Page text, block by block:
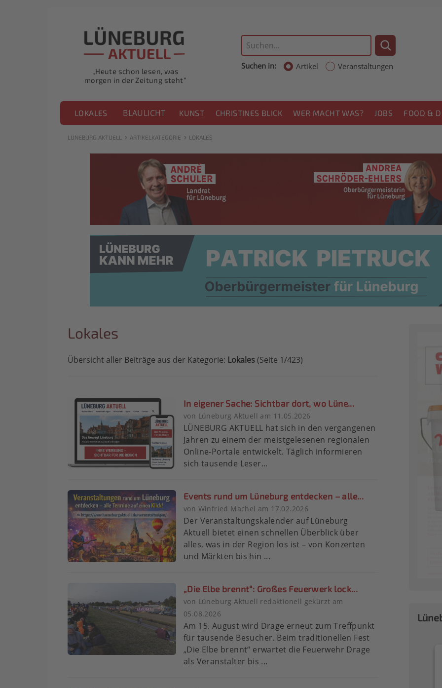
„Heute schon lesen, was
morgen in der Zeitung steht“
Suchen in: Artikel Veranstaltungen
LOKALES BLAULICHT KUNST CHRISTINES BLICK WER MACHT WAS? JOBS FOOD &
LÜNEBURG AKTUELL › ARTIKELKATEGORIE › LOKALES
Lokales
Übersicht aller Beiträge aus der Kategorie: Lokales(Seite 1/423)
In eigener Sache: Sichtbar dort, wo Lüne...
von Lüneburg Aktuell am 11.05.2026
LÜNEBURG AKTUELL hat sich in den vergangenen
Jahren zu einem der meistgelesenen regionalen
Online-Portale entwickelt. Täglich informieren
sich tausende Leser...
Events rund um Lüneburg entdecken – alle...
von Winfried Machel am 17.02.2026
Der Veranstaltungskalender auf Lüneburg
Aktuell bietet einen schnellen Überblick über
alles, was in der Region los ist – von Konzerten
und Märkten bis hin ...
„Die Elbe brennt“: Großes Feuerwerk lock...
von Lüneburg Aktuell redaktionell gekürzt am
05.08.2026
Am 15. August wird Drage erneut zum Treffpunkt
für tausende Besucher. Beim traditionellen Fest
„Die Elbe brennt“ erwartet die Feuerwehr Drage
als Veranstalter bis ...